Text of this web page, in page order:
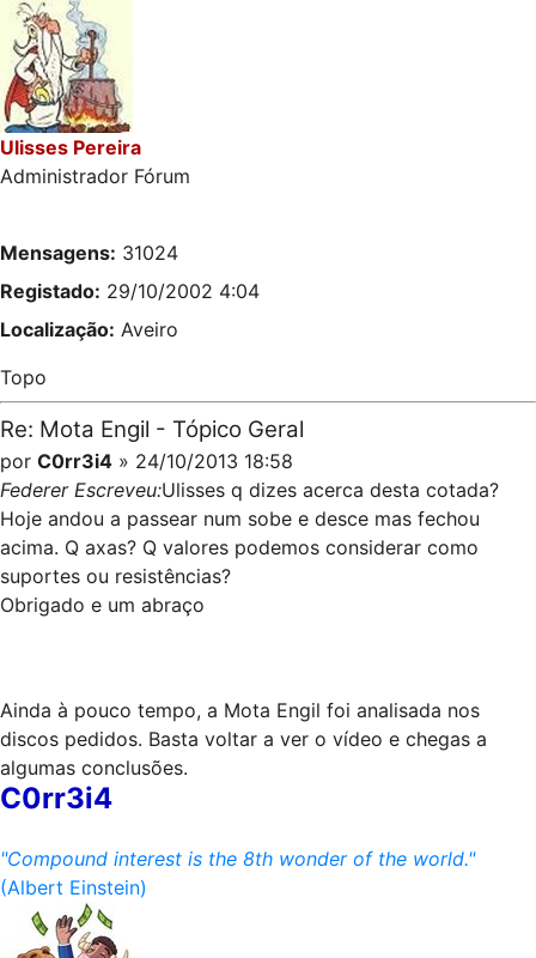
Ulisses Pereira
Administrador Fórum
Mensagens: 31024
Registado: 29/10/2002 4:04
Localização: Aveiro
Topo
Re: Mota Engil - Tópico Geral
por C0rr3i4 » 24/10/2013 18:58
Federer Escreveu:Ulisses q dizes acerca desta cotada?
Hoje andou a passear num sobe e desce mas fechou
acima. Q axas? Q valores podemos considerar como
suportes ou resistências?
Obrigado e um abraço
Ainda à pouco tempo, a Mota Engil foi analisada nos
discos pedidos. Basta voltar a ver o vídeo e chegas a
algumas conclusões.
C0rr3i4
"Compound interest is the 8th wonder of the world."
(Albert Einstein)